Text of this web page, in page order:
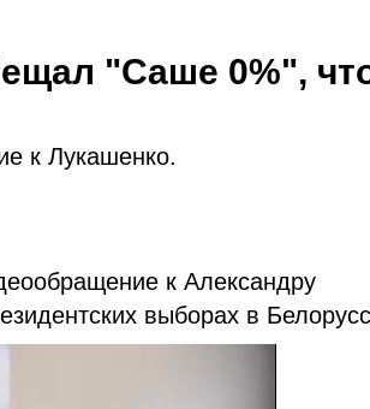
"Саше 0%",
к Лукашенко.
к Александру
выборах в